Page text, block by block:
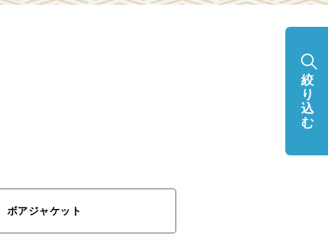
ボアジャケット
絞
り
込
む